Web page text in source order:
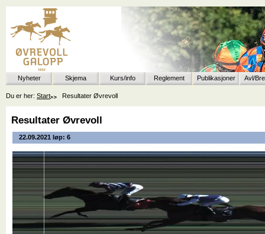
Nyheter Skjema Kurs/info Reglement Publikasjoner Avl/
Du er her: Start Resultater Øvrevoll
Resultater Øvrevoll
22.09.2021 løp: 6